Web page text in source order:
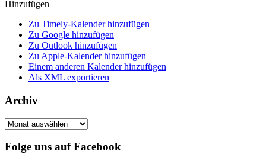
Hinzufügen
Zu Timely-Kalender hinzufügen
Zu Google hinzufügen
Zu Outlook hinzufügen
Zu Apple-Kalender hinzufügen
Einem anderen Kalender hinzufügen
Als XML exportieren
Archiv
Archiv
Folge uns auf Facebook